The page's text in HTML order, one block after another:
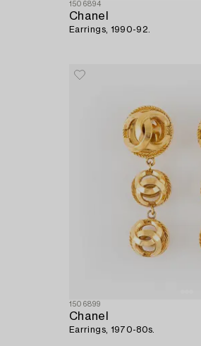
1506894
Chanel
Earrings, 1990-92.
1506899
Chanel
Earrings, 1970-80s.